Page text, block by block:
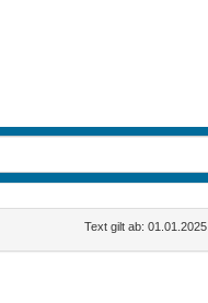
Text gilt ab: 01.01.2025